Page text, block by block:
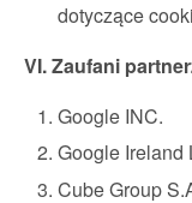
dotyczące
VI. Zaufani
Google INC.
Google Ireland
Cube Group